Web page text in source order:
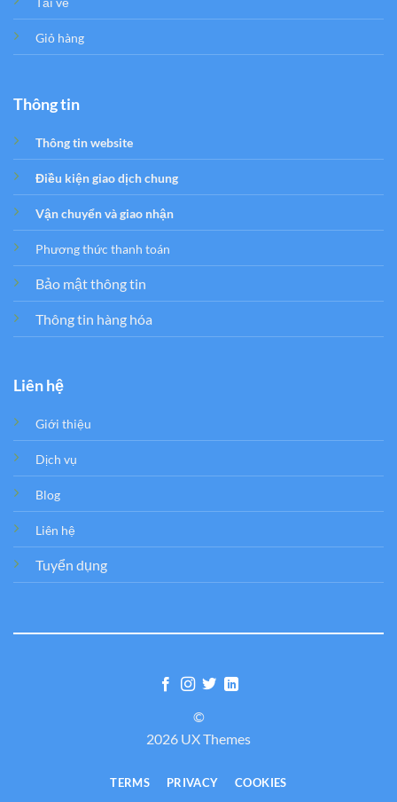
Giỏ hàng
Thông tin
Thông tin website
Điều kiện giao dịch chung
Vận chuyển và giao nhận
Phương thức thanh toán
Bảo mật thông tin
Thông tin hàng hóa
Liên hệ
Giới thiệu
Dịch vụ
Blog
Liên hệ
Tuyển dụng
©
2026 UX Themes
TERMS PRIVACY COOKIES